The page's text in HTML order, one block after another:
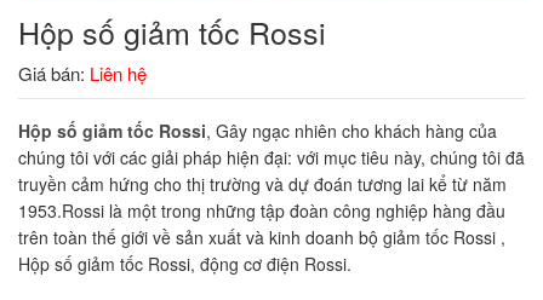
Hộp số giảm tốc Rossi
Giá bán: Liên hệ
Hộp số giảm tốc Rossi, Gây ngạc nhiên cho khách hàng của
chúng tôi với các giải pháp hiện đại: với mục tiêu này, chúng tôi đã
truyền cảm hứng cho thị trường và dự đoán tương lai kể từ năm
1953.Rossi là một trong những tập đoàn công nghiệp hàng đầu
trên toàn thế giới về sản xuất và kinh doanh bộ giảm tốc Rossi ,
Hộp số giảm tốc Rossi, động cơ điện Rossi.